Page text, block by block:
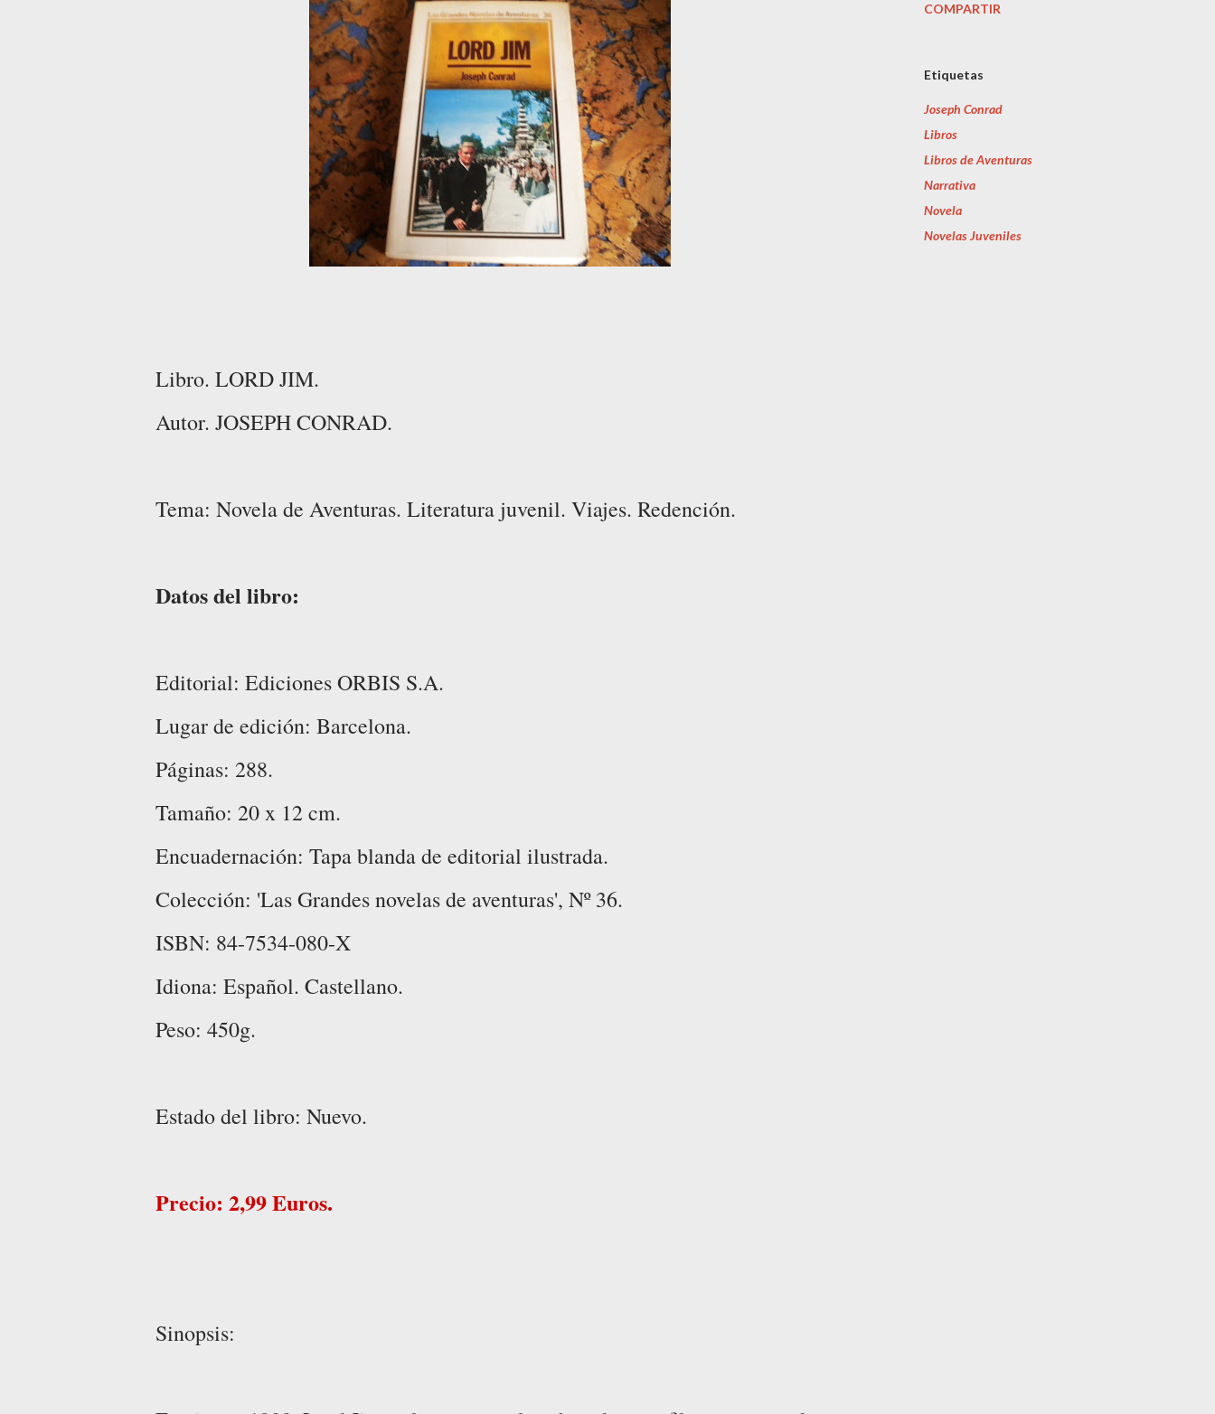
Libro. LORD JIM.
Autor. JOSEPH CONRAD.
Tema: Novela de Aventuras. Literatura juvenil. Viajes. Redención.
Datos del libro:
Editorial: Ediciones ORBIS S.A.
Lugar de edición: Barcelona.
Páginas: 288.
Tamaño: 20 x 12 cm.
Encuadernación: Tapa blanda de editorial ilustrada.
Colección: 'Las Grandes novelas de aventuras', Nº 36.
ISBN: 84-7534-080-X
Idiona: Español. Castellano.
Peso: 450g.
Estado del libro: Nuevo.
Precio: 2,99 Euros.
Sinopsis:
COMPARTIR
Etiquetas
Joseph Conrad
Libros
Libros de Aventuras
Narrativa
Novela
Novelas Juveniles